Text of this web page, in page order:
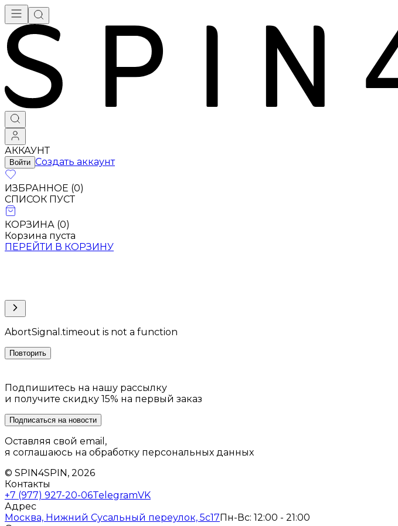
АККАУНТ
Войти Создать аккаунт
ИЗБРАННОЕ (0)
СПИСОК ПУСТ
КОРЗИНА (0)
Корзина пуста
ПЕРЕЙТИ В КОРЗИНУ
AbortSignal.timeout is not a function
Повторить
Подпишитесь на нашу рассылку
и получите скидку 15% на первый заказ
Подписаться на новости
Оставляя свой email,
я соглашаюсь на обработку персональных данных
© SPIN4SPIN, 2026
Контакты
+7 (977) 927-20-06TelegramVK
Адрес
Москва, Нижний Сусальный переулок, 5с17 Пн-Вс: 12:00 - 21:00